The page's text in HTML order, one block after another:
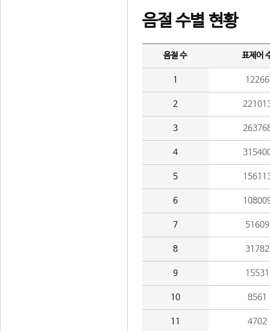
음절 수별 현황
음절 수 표제어
1 12266
2
3
4
5
6
7 51609
8 31782
9 15531
10 8561
11 4702